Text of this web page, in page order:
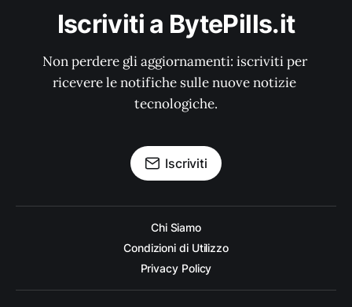
Iscriviti a BytePills.it
Non perdere gli aggiornamenti: iscriviti per
ricevere le notifiche sulle nuove notizie
tecnologiche.
Iscriviti
Chi Siamo
Condizioni di Utilizzo
Privacy Policy